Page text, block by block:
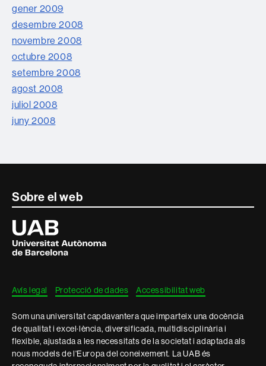
gener 2009
desembre 2008
novembre 2008
octubre 2008
setembre 2008
agost 2008
juliol 2008
juny 2008
Contacte
informació
legal
Sobre el web
Universitat
Autònoma
de
Barcelona
Avís legal Protecció de dades Accessibilitat web
Som una universitat capdavantera que imparteix una docència
de qualitat i excel·lència, diversificada, multidisciplinària i
flexible, ajustada a les necessitats de la societat i adaptada als
nous models de l'Europa del coneixement. La UAB és